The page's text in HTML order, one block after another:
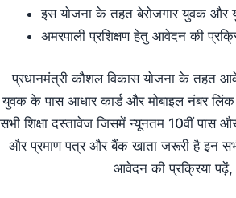
इस योजना के तहत बेरोजगार युवक और
अमरपाली प्रशिक्षण हेतु आवेदन की
प्रधानमंत्री कौशल विकास योजना के तहत
युवक के पास आधार कार्ड और मोबाइल नंबर
सभी शिक्षा दस्तावेज जिसमें न्यूनतम 10वीं पास
और प्रमाण पत्र और बैंक खाता जरूरी है इन
आवेदन की प्रक्रिया पढ़ें,